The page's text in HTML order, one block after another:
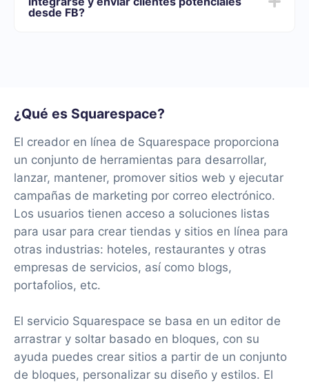
necesidades. Además, tienes la oportunidad de probar
el servicio de forma gratuita durante 14 días.
desde FB?
¿Qué es Squarespace?
El creador en línea de Squarespace proporciona
un conjunto de herramientas para desarrollar,
lanzar, mantener, promover sitios web y ejecutar
campañas de marketing por correo electrónico.
Los usuarios tienen acceso a soluciones listas
para usar para crear tiendas y sitios en línea para
otras industrias: hoteles, restaurantes y otras
empresas de servicios, así como blogs,
portafolios, etc.
El servicio Squarespace se basa en un editor de
arrastrar y soltar basado en bloques, con su
ayuda puedes crear sitios a partir de un conjunto
de bloques, personalizar su diseño y estilos. El